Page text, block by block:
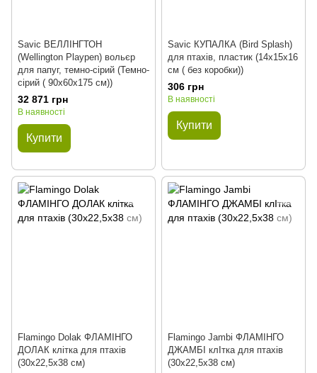
Savic ВЕЛЛІНГТОН
(Wellington Playpen) вольєр
для папуг, темно-сірий (Темно-
сірий ( 90х60х175 см))
32 871 грн
В наявності
Купити
Savic КУПАЛКА (Bird Splash)
для птахів, пластик (14х15х16
см ( без коробки))
306 грн
В наявності
Купити
Flamingo Dolak ФЛАМІНГО
ДОЛАК клітка для птахів
(30х22,5х38 см)
Flamingo Jambi ФЛАМІНГО
ДЖАМБІ клІтка для птахів
(30х22,5х38 см)